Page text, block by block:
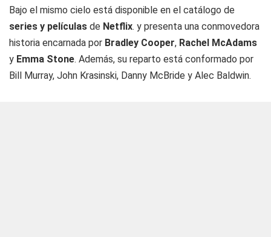
Bajo el mismo cielo está disponible en el catálogo de
series y películas de Netflix. y presenta una conmovedora
historia encarnada por Bradley Cooper, Rachel McAdams
y Emma Stone. Además, su reparto está conformado por
Bill Murray, John Krasinski, Danny McBride y Alec Baldwin.